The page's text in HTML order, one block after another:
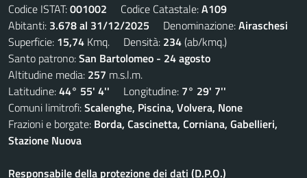
Codice ISTAT:001002 Codice Catastale:A109
Abitanti: 3.678 al 31/12/2025 Denominazione:Airaschesi
Superficie: 15,74 Kmq. Densità: 234(ab/kmq.)
Santo patrono:San Bartolomeo - 24 agosto
Altitudine media: 257 m.s.l.m.
Latitudine:44° 55' 4'' Longitudine: 7° 29' 7''
Comuni limitrofi:Scalenghe, Piscina, Volvera, None
Frazioni e borgate: Borda, Cascinetta, Corniana, Gabellieri,
Stazione Nuova
Responsabile della protezione dei dati (D.P.O.)